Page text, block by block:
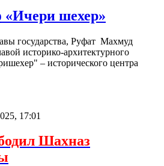
шехер»
государства, Руфат Махмуд
историко-архитектурного
– исторического центра
17:01
Шахназ